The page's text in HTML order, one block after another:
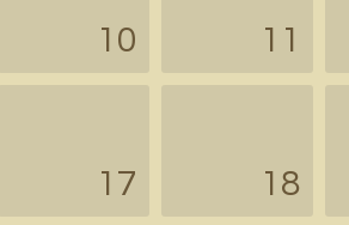
10 11
17 18